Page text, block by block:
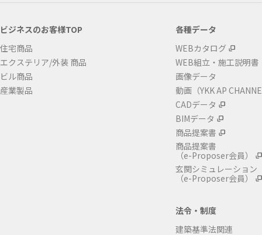
ビジネスのお客様TOP
住宅商品
エクステリア/外装 商品
ビル商品
産業製品
各種データ
WEBカタログ
WEB組立・施工説明書
画像データ
動画（YKK AP
CADデータ
BIMデータ
商品提案書
商品提案書
（e-Proposer会員）
玄関シミュレーション
（e-Proposer会員）
法令・制度
建築基準法関連